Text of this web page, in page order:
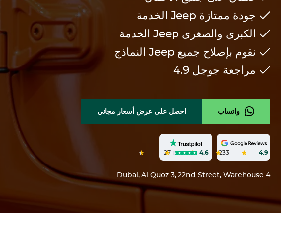
جودة ممتازة Jeep الخدمة
الكبرى والصغرى Jeep الخدمة
نقوم بإصلاح جميع Jeep النماذج
مراجعة جوجل 4.9
واتساب احصل على عرض أسعار مجاني
4.9
233
4.6
27
Dubai, Al Quoz 3, 22nd Street, Warehouse 4